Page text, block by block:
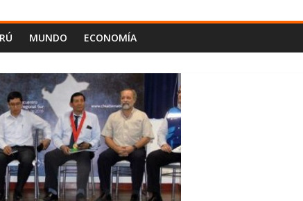
MUNDO ECONOMÍA